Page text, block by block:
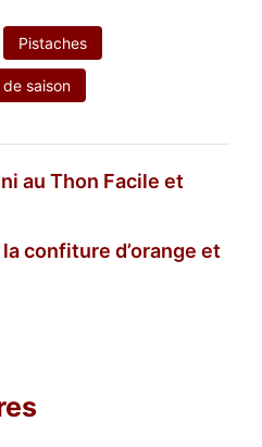
Pistaches
saison
au Thon Facile et
confiture d’orange et